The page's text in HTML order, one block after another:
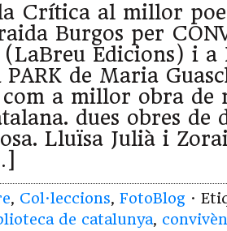
Crítica al millor
Burgos per
(LaBreu Edicions) i a
PARK de Maria
a millor obra de
dues obres de
Lluïsa Julià i
, Col·leccions, FotoBlog ·
de catalunya,